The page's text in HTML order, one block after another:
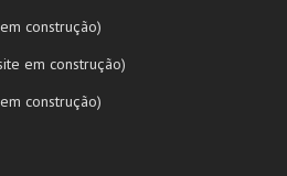
construção)
em construção)
construção)